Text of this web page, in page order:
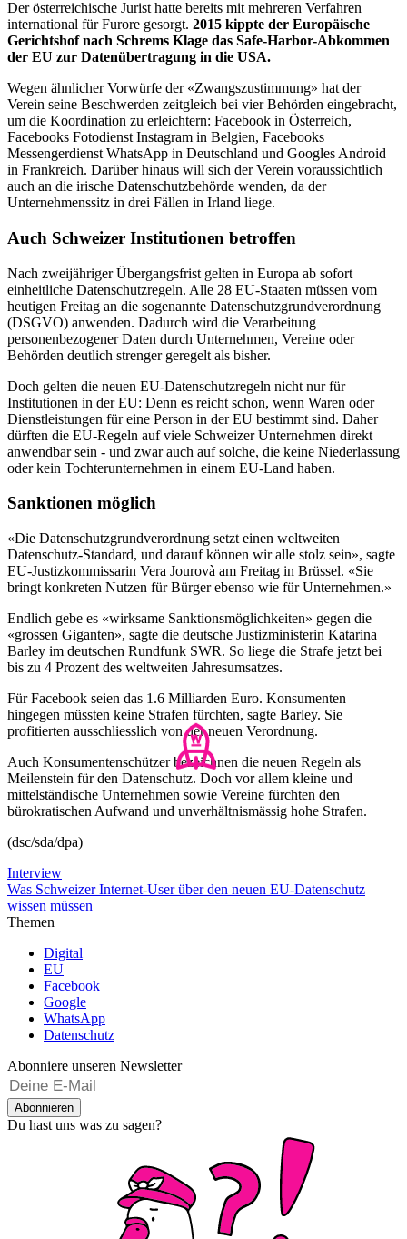
Der österreichische Jurist hatte bereits mit mehreren Verfahren
international für Furore gesorgt. 2015 kippte der Europäische
Gerichtshof nach Schrems Klage das Safe-Harbor-Abkommen
der EU zur Datenübertragung in die USA.
Wegen ähnlicher Vorwürfe der «Zwangszustimmung» hat der
Verein seine Beschwerden zeitgleich bei vier Behörden eingebracht,
um die Koordination zu erleichtern: Facebook in Österreich,
Facebooks Fotodienst Instagram in Belgien, Facebooks
Messengerdienst WhatsApp in Deutschland und Googles Android
in Frankreich. Darüber hinaus will sich der Verein voraussichtlich
auch an die irische Datenschutzbehörde wenden, da der
Unternehmenssitz in drei Fällen in Irland liege.
Auch Schweizer Institutionen betroffen
Nach zweijähriger Übergangsfrist gelten in Europa ab sofort
einheitliche Datenschutzregeln. Alle 28 EU-Staaten müssen vom
heutigen Freitag an die sogenannte Datenschutzgrundverordnung
(DSGVO) anwenden. Dadurch wird die Verarbeitung
personenbezogener Daten durch Unternehmen, Vereine oder
Behörden deutlich strenger geregelt als bisher.
Doch gelten die neuen EU-Datenschutzregeln nicht nur für
Institutionen in der EU: Denn es reicht schon, wenn Waren oder
Dienstleistungen für eine Person in der EU bestimmt sind. Daher
dürften die EU-Regeln auf viele Schweizer Unternehmen direkt
anwendbar sein - und zwar auch auf solche, die keine Niederlassung
oder kein Tochterunternehmen in einem EU-Land haben.
Sanktionen möglich
«Die Datenschutzgrundverordnung setzt einen weltweiten
Datenschutz-Standard, und darauf können wir alle stolz sein», sagte
EU-Justizkommissarin Vera Jourovà am Freitag in Brüssel. «Sie
bringt konkreten Nutzen für Bürger ebenso wie für Unternehmen.»
Endlich gebe es «wirksame Sanktionsmöglichkeiten» gegen die
«grossen Giganten», sagte die deutsche Justizministerin Katarina
Barley im deutschen Rundfunk SWR. So liege die Strafe jetzt bei
bis zu 4 Prozent des weltweiten Jahresumsatzes.
Für Facebook seien das 1.6 Milliarden Euro. Konsumenten
hingegen müssten keine Strafen fürchten, sagte Barley. Sie
profitierten ausschliesslich von der neuen Verordnung.
Auch Konsumentenschützer bezeichnen die neuen Regeln als
Meilenstein für den Datenschutz. Doch vor allem kleine und
mittelständische Unternehmen sowie Vereine fürchten den
bürokratischen Aufwand und unverhältnismässig hohe Strafen.
(dsc/sda/dpa)
Interview
Was Schweizer Internet-User über den neuen EU-Datenschutz
wissen müssen
Themen
Digital
EU
Facebook
Google
WhatsApp
Datenschutz
Abonniere unseren Newsletter
Abonnieren
Du hast uns was zu sagen?